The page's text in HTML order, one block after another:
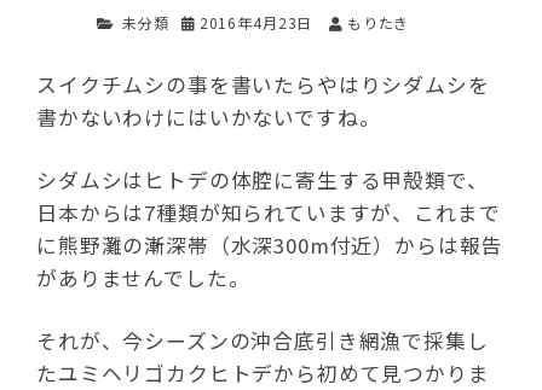
未分類 2016年4月23日 もりたき
スイクチムシの事を書いたらやはりシダムシを
書かないわけにはいかないですね。
シダムシはヒトデの体腔に寄生する甲殻類で、
日本からは7種類が知られていますが、これまで
に熊野灘の漸深帯（水深300m付近）からは報告
がありませんでした。
それが、今シーズンの沖合底引き網漁で採集し
たユミヘリゴカクヒトデから初めて見つかりま